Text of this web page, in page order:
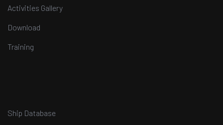
Activities Gallery
Download
Training
Ship Database